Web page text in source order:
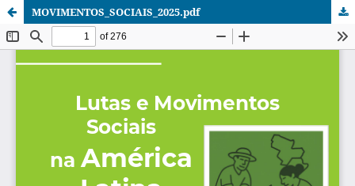
MOVIMENTOS_SOCIAIS_2025.pdf